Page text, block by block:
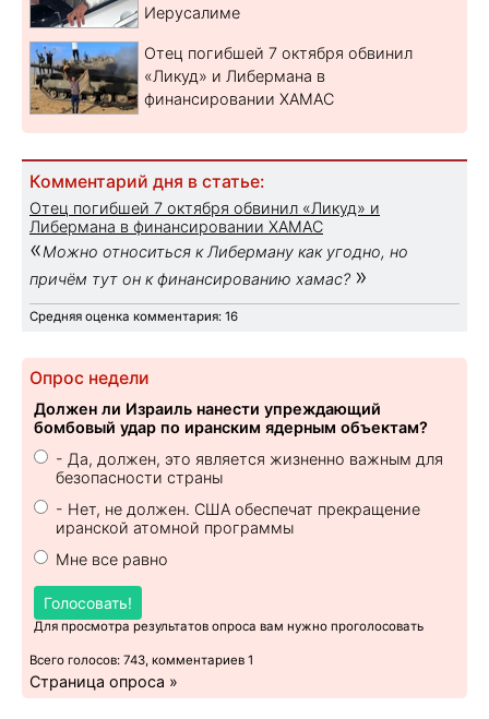
Иерусалиме
Отец погибшей 7 октября обвинил
«Ликуд» и Либермана в
финансировании ХАМАС
Комментарий дня в статье:
Отец погибшей 7 октября обвинил «Ликуд» и
Либермана в финансировании ХАМАС
«Можно относиться к Либерману как угодно, но
причём тут он к финансированию хамас? »
Средняя оценка комментария: 16
Опрос недели
Должен ли Израиль нанести упреждающий
бомбовый удар по иранским ядерным объектам?
- Да, должен, это является жизненно важным для
безопасности страны
- Нет, не должен. США обеспечат прекращение
иранской атомной программы
Мне все равно
Голосовать!
Для просмотра результатов опроса вам нужно проголосовать
Всего голосов: 743, комментариев 1
Страница опроса »